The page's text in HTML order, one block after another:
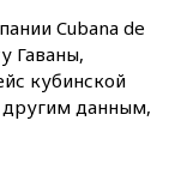
Cubana de
Гаваны,
кубинской
другим данным,